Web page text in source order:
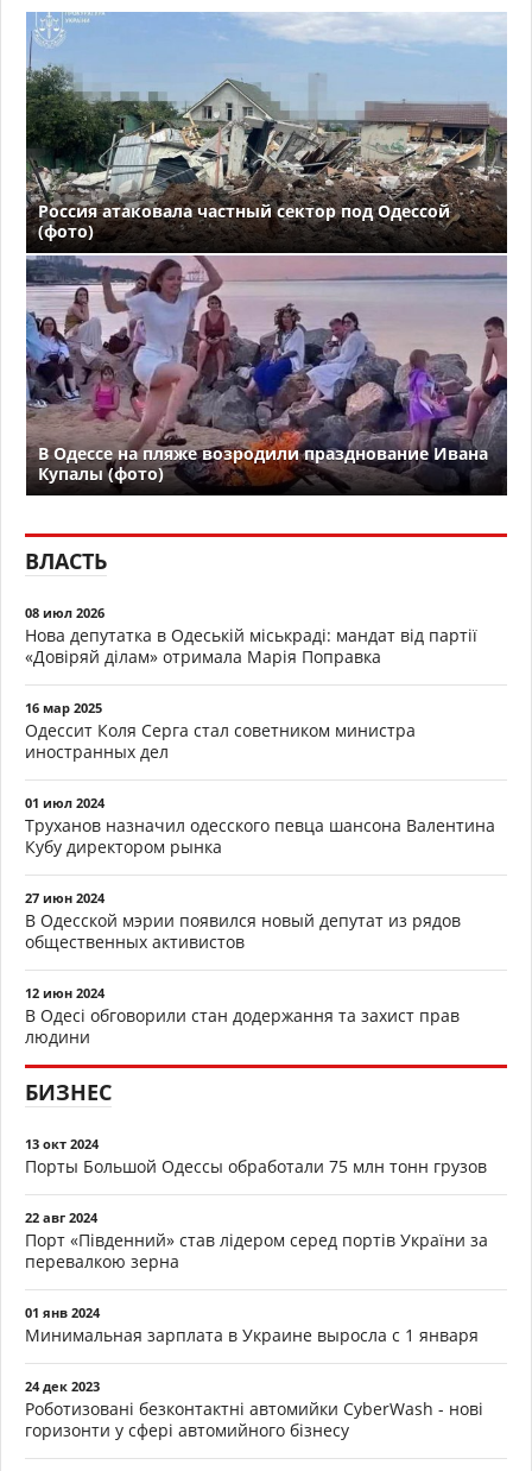
Россия атаковала частный сектор под Одессой
(фото)
В Одессе на пляже возродили празднование Ивана
Купалы (фото)
ВЛАСТЬ
08 июл 2026
Нова депутатка в Одеській міськраді: мандат від партії
«Довіряй ділам» отримала Марія Поправка
16 мар 2025
Одессит Коля Серга стал советником министра
иностранных дел
01 июл 2024
Труханов назначил одесского певца шансона Валентина
Кубу директором рынка
27 июн 2024
В Одесской мэрии появился новый депутат из рядов
общественных активистов
12 июн 2024
В Одесі обговорили стан додержання та захист прав
людини
БИЗНЕС
13 окт 2024
Порты Большой Одессы обработали 75 млн тонн грузов
22 авг 2024
Порт «Південний» став лідером серед портів України за
перевалкою зерна
01 янв 2024
Минимальная зарплата в Украине выросла с 1 января
24 дек 2023
Роботизовані безконтактні автомийки CyberWash - нові
горизонти у сфері автомийного бізнесу